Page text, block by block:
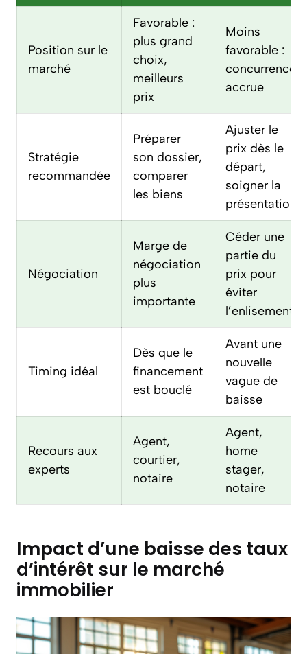
Position sur le
marché
Favorable :
plus grand
choix,
meilleurs
prix
Moins
favorable :
concurrence
accrue
Stratégie
recommandée
Préparer
son dossier,
comparer
les biens
Ajuster le
prix dès le
départ,
soigner la
présentation
Négociation
Marge de
négociation
plus
importante
Céder une
partie du
prix pour
éviter
l’enlisement
Timing idéal
Dès que le
financement
est bouclé
Avant une
nouvelle
vague de
baisse
Recours aux
experts
Agent,
courtier,
notaire
Agent,
home
stager,
notaire
Impact d’une baisse des taux
d’intérêt sur le marché
immobilier